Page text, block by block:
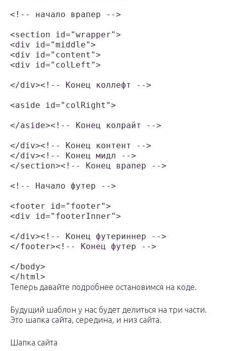
<!-- начало врапер -->
<section id="wrapper">
<div id="middle">
<div id="content">
<div id="colLeft">
</div><!-- Конец коллефт -->
<aside id="colRight">
</aside><!-- Конец колрайт -->
</div><!-- Конец контент -->
</div><!-- Конец мидл -->
</section><!-- Конец врапер -->
<!-- Начало футер -->
<footer id="footer">
<div id="footerInner">
</div><!-- Конец футериннер -->
</footer><!-- Конец футер -->
</body>
</html>
Теперь давайте подробнее остановимся на коде.
Будущий шаблон у нас будет делиться на три части.
Это шапка сайта, середина, и низ сайта.
Шапка сайта